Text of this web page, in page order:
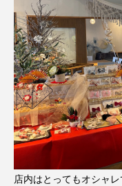
店内はとってもオシャ